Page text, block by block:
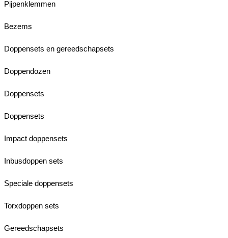
Pijpenklemmen
Bezems
Doppensets en gereedschapsets
Doppendozen
Doppensets
Doppensets
Impact doppensets
Inbusdoppen sets
Speciale doppensets
Torxdoppen sets
Gereedschapsets